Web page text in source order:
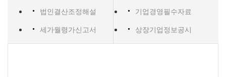
법인결산조정해설
기업경영필수자료
세가월령가신고서
상장기업정보공시